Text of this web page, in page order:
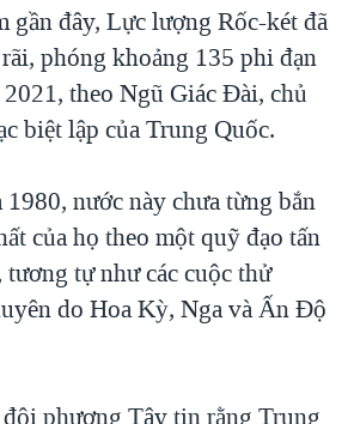
gần đây, Lực lượng Rốc-két đã
phóng khoảng 135 phi đạn
2021, theo Ngũ Giác Đài, chủ
biệt lập của Trung Quốc.
nước này chưa từng bắn
của họ theo một quỹ đạo tấn
tự như các cuộc thử
do Hoa Kỳ, Nga và Ấn Độ
phương Tây tin rằng Trung